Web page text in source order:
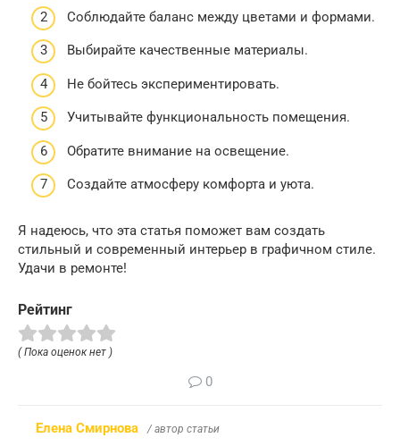
Соблюдайте баланс между цветами и формами.
Выбирайте качественные материалы.
Не бойтесь экспериментировать.
Учитывайте функциональность помещения.
Обратите внимание на освещение.
Создайте атмосферу комфорта и уюта.
Я надеюсь, что эта статья поможет вам создать
стильный и современный интерьер в графичном стиле.
Удачи в ремонте!
Рейтинг
( Пока оценок нет )
0
Елена Смирнова / автор статьи